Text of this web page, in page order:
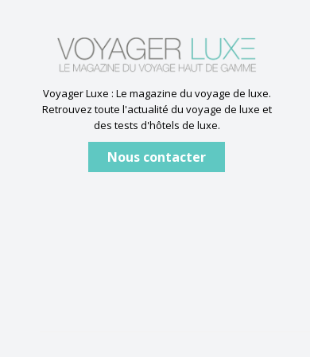
Voyager Luxe : Le magazine du voyage de luxe.
Retrouvez toute l'actualité du voyage de luxe et
des tests d'hôtels de luxe.
Nous contacter